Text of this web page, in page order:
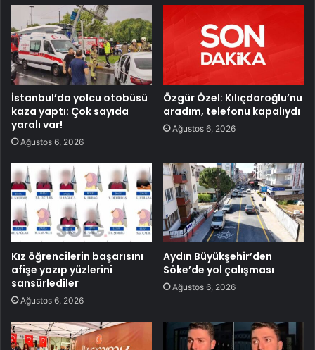
İstanbul’da yolcu otobüsü
kaza yaptı: Çok sayıda
yaralı var!
Ağustos 6, 2026
Özgür Özel: Kılıçdaroğlu’nu
aradım, telefonu kapalıydı
Ağustos 6, 2026
Kız öğrencilerin başarısını
afişe yazıp yüzlerini
sansürlediler
Ağustos 6, 2026
Aydın Büyükşehir’den
Söke’de yol çalışması
Ağustos 6, 2026